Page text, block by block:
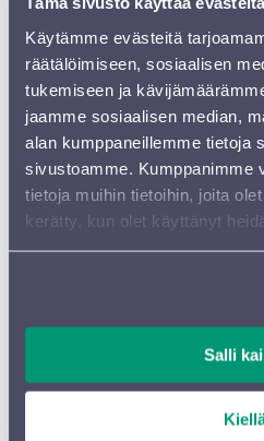
Käytämme evästeitä
räätälöimiseen, sosiaalisen
tukemiseen ja
jaamme sosiaalisen median,
alan kumppaneillemme tietoja
sivustoamme. Kumppanimme
tietoja muihin tietoihin, joita
kerätty, kun olet käyttänyt
Salli
5.3. KONSERTTOJEN
”Prokofjevin toinen
hirmuisen haastava klassikko,
tulkinta osoitti, että häntä
aikamme suurista pianisteista. ”
ESS: Melnikovin pianismi oli
12.3. VILADI JA VILLI
JAN SÖDERBLOM,